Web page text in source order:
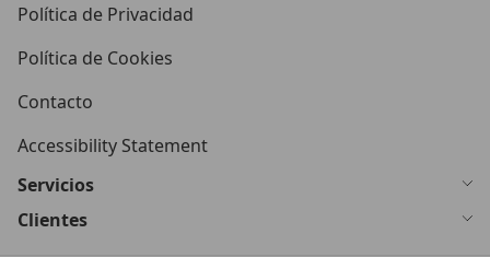
Política de Privacidad
Política de Cookies
Contacto
Accessibility Statement
Servicios
Clientes